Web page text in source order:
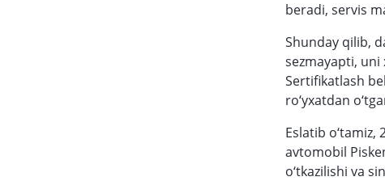
beradi, servis
Shunday qilib,
sezmayapti, uni
Sertifikatlash
ro‘yxatdan
Eslatib
avtomobil
o‘tkazilishi va